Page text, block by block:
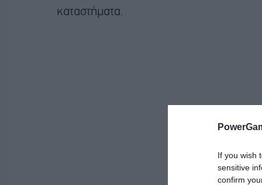
If you wish
sensitive
confirm
καταστήματα.